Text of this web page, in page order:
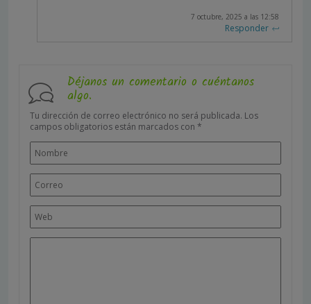
7 octubre, 2025 a las 12:58
Responder
Déjanos un comentario o cuéntanos
algo.
Tu dirección de correo electrónico no será publicada. Los
campos obligatorios están marcados con *